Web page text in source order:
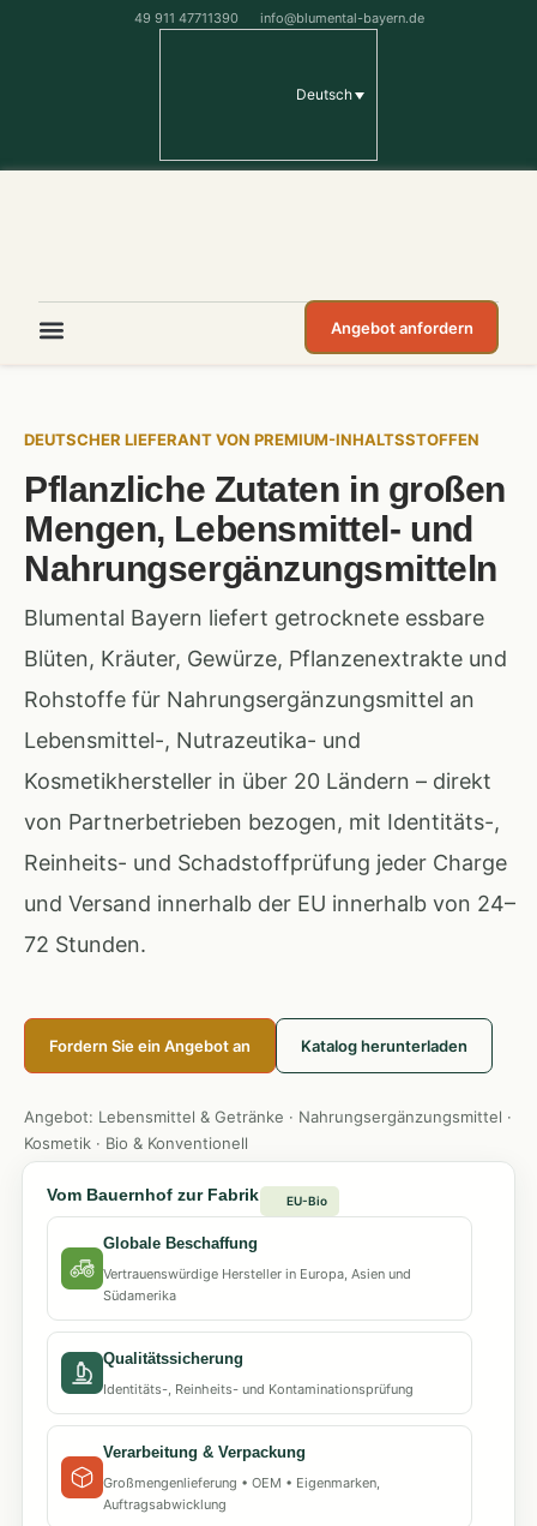
49 911 47711390 info@blumental-bayern.de
Deutsch
Angebot anfordern
DEUTSCHER LIEFERANT VON PREMIUM-INHALTSSTOFFEN
Pflanzliche Zutaten in großen
Mengen, Lebensmittel- und
Nahrungsergänzungsmitteln
Blumental Bayern liefert getrocknete essbare
Blüten, Kräuter, Gewürze, Pflanzenextrakte und
Rohstoffe für Nahrungsergänzungsmittel an
Lebensmittel-, Nutrazeutika- und
Kosmetikhersteller in über 20 Ländern – direkt
von Partnerbetrieben bezogen, mit Identitäts-,
Reinheits- und Schadstoffprüfung jeder Charge
und Versand innerhalb der EU innerhalb von 24–
72 Stunden.
Fordern Sie ein Angebot an Katalog herunterladen
Angebot: Lebensmittel & Getränke · Nahrungsergänzungsmittel ·
Kosmetik · Bio & Konventionell
Vom Bauernhof zur Fabrik EU-Bio
Globale Beschaffung
Vertrauenswürdige Hersteller in Europa, Asien und
Südamerika
Qualitätssicherung
Identitäts-, Reinheits- und Kontaminationsprüfung
Verarbeitung & Verpackung
Großmengenlieferung • OEM • Eigenmarken,
Auftragsabwicklung